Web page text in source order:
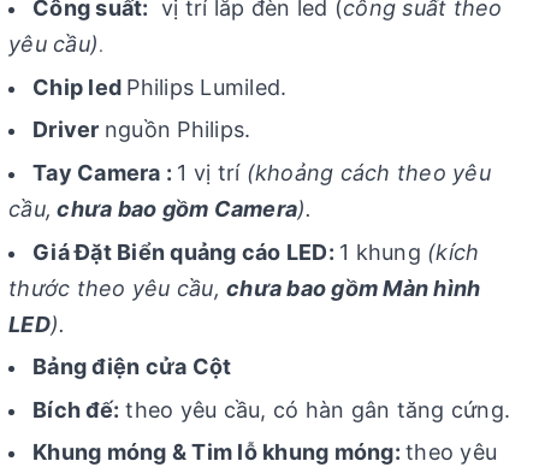
Công suất: vị trí lắp đèn led (công suất theo
yêu cầu).
Chip led Philips Lumiled.
Driver nguồn Philips.
Tay Camera : 1 vị trí (khoảng cách theo yêu
cầu, chưa bao gồm Camera).
Giá Đặt Biển quảng cáo LED: 1 khung (kích
thước theo yêu cầu, chưa bao gồm Màn hình
LED).
Bảng điện cửa Cột
Bích đế: theo yêu cầu, có hàn gân tăng cứng.
Khung móng & Tim lỗ khung móng: theo yêu